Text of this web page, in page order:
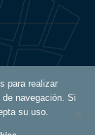
para realizar
navegación. Si
su uso.